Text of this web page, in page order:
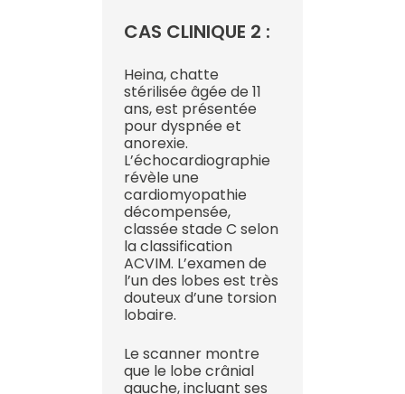
CAS CLINIQUE 2 :
Heina, chatte
stérilisée âgée de 11
ans, est présentée
pour dyspnée et
anorexie.
L’échocardiographie
révèle une
cardiomyopathie
décompensée,
classée stade C selon
la classification
ACVIM. L’examen de
l’un des lobes est très
douteux d’une torsion
lobaire.
Le scanner montre
que le lobe crânial
gauche, incluant ses